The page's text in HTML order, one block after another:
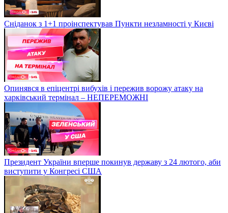
Сніданок з 1+1 проінспектував Пункти незламності у Києві
Опинявся в епіцентрі вибухів і пережив ворожу атаку на
харківський термінал – НЕПЕРЕМОЖНІ
Президент України вперше покинув державу з 24 лютого, аби
виступити у Конгресі США